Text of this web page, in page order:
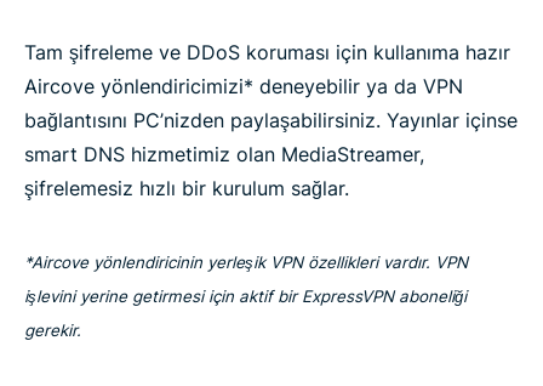
Tam şifreleme ve DDoS koruması için kullanıma hazır
Aircove yönlendiricimizi* deneyebilir ya da VPN
bağlantısını PC’nizden paylaşabilirsiniz. Yayınlar içinse
smart DNS hizmetimiz olan MediaStreamer,
şifrelemesiz hızlı bir kurulum sağlar.
*Aircove yönlendiricinin yerleşik VPN özellikleri vardır. VPN
işlevini yerine getirmesi için aktif bir ExpressVPN aboneliği
gerekir.